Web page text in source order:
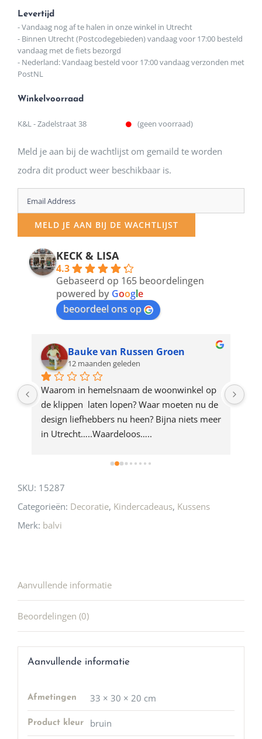
Levertijd
- Vandaag nog af te halen in onze winkel in Utrecht
- Binnen Utrecht (Postcodegebieden) vandaag voor 17:00 besteld
vandaag met de fiets bezorgd
- Nederland: Vandaag besteld voor 17:00 vandaag verzonden met
PostNL
Winkelvoorraad
K&L - Zadelstraat 38 (geen voorraad)
Meld je aan bij de wachtlijst om gemaild te worden
zodra dit product weer beschikbaar is.
Enter
your
email
address
product
MELD JE AAN BIJ DE WACHTLIJST
KECK & LISA
4.3
Gebaseerd op 165 beoordelingen
powered by Google
beoordeel ons op
Bauke van Russen Groen
12 maanden geleden
Waarom in hemelsnaam de woonwinkel op
de klippen  laten lopen? Waar moeten nu de
design liefhebbers nu heen? Bijna niets meer
in Utrecht…..Waardeloos…..
SKU: 15287
Categorieën: Decoratie, Kindercadeaus, Kussens
Merk: balvi
Aanvullende informatie
Beoordelingen (0)
Aanvullende informatie
Afmetingen 33 × 30 × 20 cm
Product kleur bruin